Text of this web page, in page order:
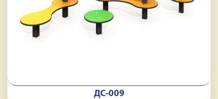
ДС-009